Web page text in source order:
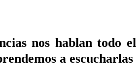
nos hablan todo el
a escucharlas